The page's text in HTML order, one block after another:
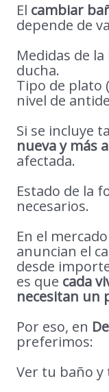
El cambiar
depende de
Medidas de
ducha.
Tipo de plato
nivel de
Si se incluye
nueva y más
afectada.
Estado de la
necesarios.
En el
anuncian el
desde
es que cada
necesitan un
Por eso, en
preferimos:
Ver tu baño